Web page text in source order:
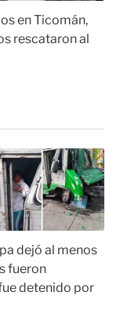
en Ticomán,
rescataron al
dejó al menos
fueron
detenido por